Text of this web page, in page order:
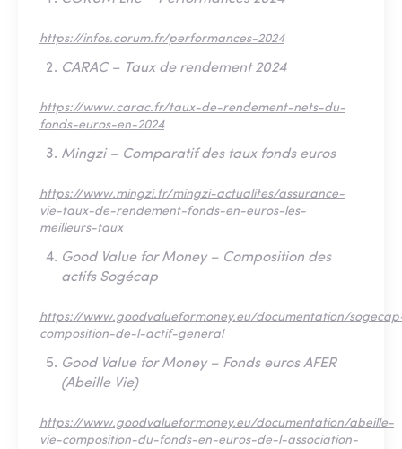
https://infos.corum.fr/performances-2024
CARAC – Taux de rendement 2024
https://www.carac.fr/taux-de-rendement-nets-du-
fonds-euros-en-2024
Mingzi – Comparatif des taux fonds euros
https://www.mingzi.fr/mingzi-actualites/assurance-
vie-taux-de-rendement-fonds-en-euros-les-
meilleurs-taux
Good Value for Money – Composition des
actifs Sogécap
https://www.goodvalueformoney.eu/documentation/
composition-de-l-actif-general
Good Value for Money – Fonds euros AFER
(Abeille Vie)
https://www.goodvalueformoney.eu/documentation/abeille-
vie-composition-du-fonds-en-euros-de-l-association-